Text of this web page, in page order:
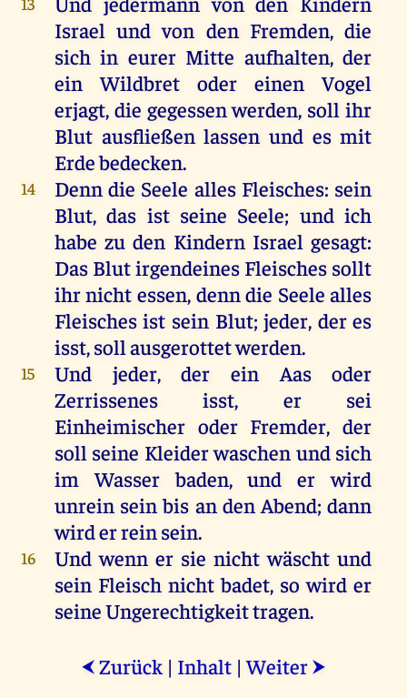
Israel und von den Fremden,die
sich in eurer Mitte aufhalten,der
ein
Wildbret oder einen
Vogel
erjagt, die gegessen werden, soll ihr
Blutausfließenlassen und es mit
Erdebedecken.
14 Denn die Seele alles Fleisches: sein
Blut,das ist seine Seele; und ich
habe zu den Kindern Israel gesagt:
Das Blutirgendeines Fleisches sollt
ihrnicht essen, denndie Seele alles
Fleisches ist sein Blut;jeder, der es
isst,sollausgerottetwerden.
15 Und jeder,der ein Aas
oder
Zerrissenesisst, er
sei
Einheimischer oder Fremder,der
soll seine Kleiderwaschen und sich
im
Wasser baden,und er wird
unrein sein bis an den Abend;dann
wirderreinsein.
16 Und wenn er sie nicht wäscht und
sein Fleisch nichtbadet, so wird er
seineUngerechtigkeittragen.
⮜ Zurück | Inhalt |Weiter ⮞